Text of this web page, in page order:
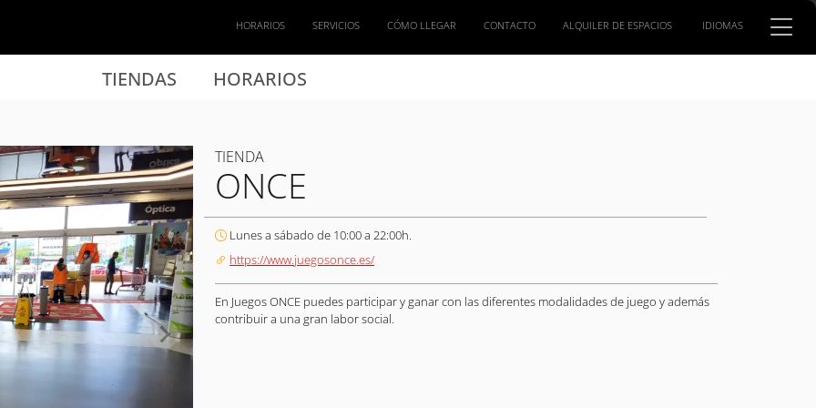
TIENDAS HORARIOS
HORARIOS SERVICIOS CÓMO LLEGAR CONTACTO ALQUILER DE ESPACIOS IDIOMAS
TIENDA
ONCE
Lunes a sábado de 10:00 a 22:00h.
https://www.juegosonce.es/
En Juegos ONCE puedes participar y ganar con las diferentes modalidades de juego y además
contribuir a una gran labor social.